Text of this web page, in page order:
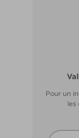
Pour un
les
Résiste